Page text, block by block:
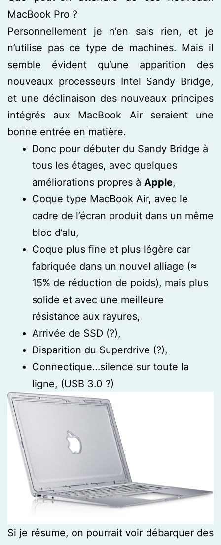
MacBook Pro ?
Personnellement je n’en sais rien, et je
n’utilise pas ce type de machines. Mais il
semble évident qu’une apparition des
nouveaux processeurs Intel Sandy Bridge,
et une déclinaison des nouveaux principes
intégrés aux MacBook Air seraient une
bonne entrée en matière.
Donc pour débuter du Sandy Bridge à
tous les étages, avec quelques
améliorations propres à Apple,
Coque type MacBook Air, avec le
cadre de l’écran produit dans un même
bloc d’alu,
Coque plus fine et plus légère car
fabriquée dans un nouvel alliage (≈
15% de réduction de poids), mais plus
solide et avec une meilleure
résistance aux rayures,
Arrivée de SSD (?),
Disparition du Superdrive (?),
Connectique…silence sur toute la
ligne, (USB 3.0 ?)
Si je résume, on pourrait voir débarquer des